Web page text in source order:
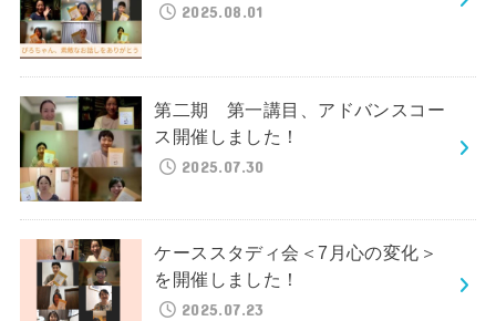
2025.08.01
第二期 第一講目、アドバンスコー
ス開催しました！
2025.07.30
ケーススタディ会＜7月心の変化＞
を開催しました！
2025.07.23